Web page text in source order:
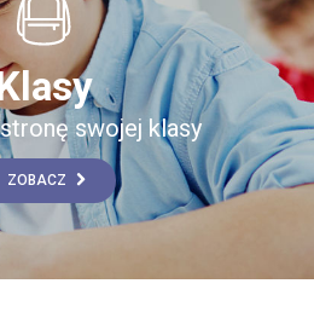
swojej klasy
ZOBACZ